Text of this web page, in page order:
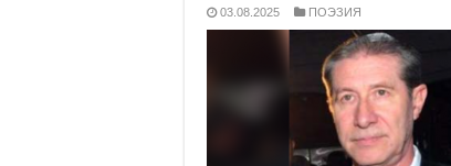
03.08.2025 ПОЭЗИЯ